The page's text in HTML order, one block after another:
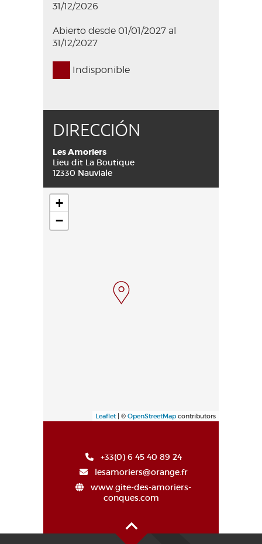
31/12/2026
Abierto desde 01/01/2027 al
31/12/2027
Indisponible
DIRECCIÓN
Les Amoriers
Lieu dit La Boutique
12330 Nauviale
+
−
Leaflet| © OpenStreetMap contributors
+33(0) 6 45 40 89 24
lesamoriers@orange.fr
www.gite-des-amoriers-
conques.com